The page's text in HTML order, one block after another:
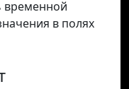
временной
в полях